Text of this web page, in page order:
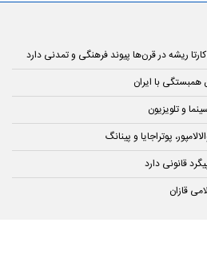
ریشه در قرن‌ها پیوند فرهنگی و تمدنی دارد
همبستگی با ایران
و تلویزیون
پوتراجایا و پینانگ
قانونی دارد
قازان